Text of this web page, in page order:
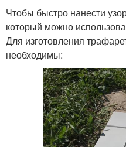
Чтобы быстро нанести
который можно
Для изготовления
необходимы: